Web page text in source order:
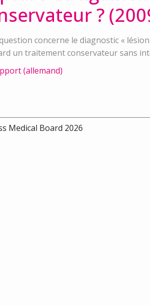
?
concerne le diagnostic «
un traitement conservateur sans
(allemand)
Medical Board 2026